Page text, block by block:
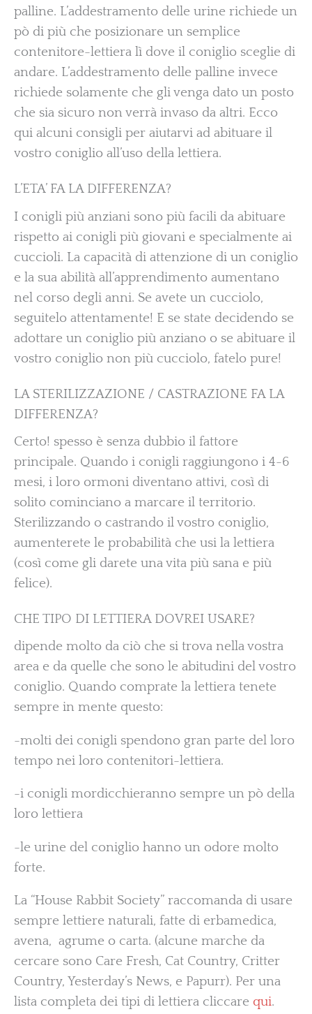
palline. L’addestramento delle urine richiede un
pò di più che posizionare un semplice
contenitore-lettiera lì dove il coniglio sceglie di
andare. L’addestramento delle palline invece
richiede solamente che gli venga dato un posto
che sia sicuro non verrà invaso da altri. Ecco
qui alcuni consigli per aiutarvi ad abituare il
vostro coniglio all’uso della lettiera.
L’ETA’ FA LA DIFFERENZA?
I conigli più anziani sono più facili da abituare
rispetto ai conigli più giovani e specialmente ai
cuccioli. La capacità di attenzione di un coniglio
e la sua abilità all’apprendimento aumentano
nel corso degli anni. Se avete un cucciolo,
seguitelo attentamente! E se state decidendo se
adottare un coniglio più anziano o se abituare il
vostro coniglio non più cucciolo, fatelo pure!
LA STERILIZZAZIONE / CASTRAZIONE FA LA
DIFFERENZA?
Certo! spesso è senza dubbio il fattore
principale. Quando i conigli raggiungono i 4-6
mesi, i loro ormoni diventano attivi, così di
solito cominciano a marcare il territorio.
Sterilizzando o castrando il vostro coniglio,
aumenterete le probabilità che usi la lettiera
(così come gli darete una vita più sana e più
felice).
CHE TIPO DI LETTIERA DOVREI USARE?
dipende molto da ciò che si trova nella vostra
area e da quelle che sono le abitudini del vostro
coniglio. Quando comprate la lettiera tenete
sempre in mente questo:
-molti dei conigli spendono gran parte del loro
tempo nei loro contenitori-lettiera.
-i conigli mordicchieranno sempre un pò della
loro lettiera
-le urine del coniglio hanno un odore molto
forte.
La “House Rabbit Society” raccomanda di usare
sempre lettiere naturali, fatte di erbamedica,
avena, agrume o carta. (alcune marche da
cercare sono Care Fresh, Cat Country, Critter
Country, Yesterday’s News, e Papurr). Per una
lista completa dei tipi di lettiera cliccare qui.